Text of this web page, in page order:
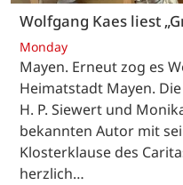
Wolfgang Kaes liest
Monday
Mayen. Erneut zog es
Heimatstadt Mayen.
H. P. Siewert und
bekannten Autor mit
Klosterklause des
herzlich…